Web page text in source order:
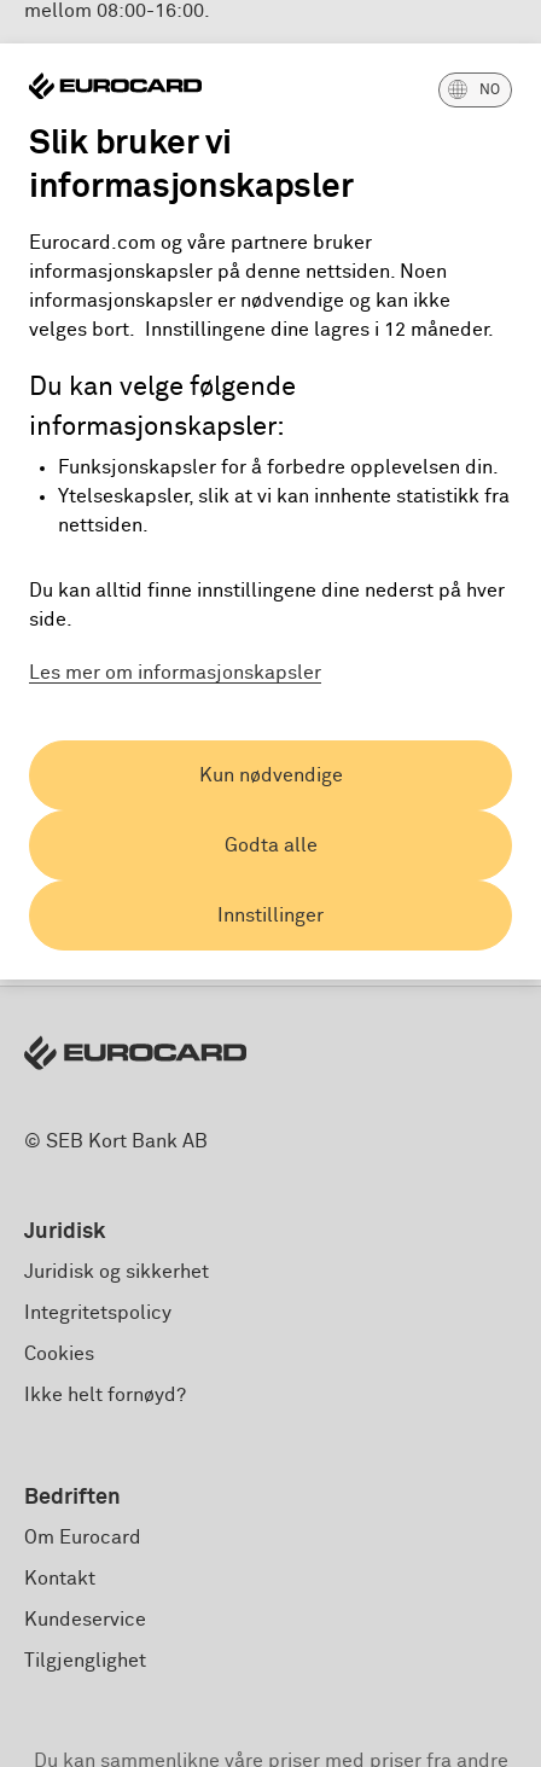
mellom 08:00-16:00.
Hvordan gjøre reklamasjon?
Hvis du fremdeles ikke gjenkjenner eller kjenner til
transaksjon og ønsker å reklamere, er du velkommen
til å gjøre det.
Velg alternativet nedenfor som stemmer best overens
med din sak og fyll ut reklamasjonsskjemaet. Når du
har sendt oss reklamasjonen, vil du få en bekreftelse
på e-post med et ID-nummer som du må lagre hvis du
Vær oppmerksom på at størrelsen på vedlagte filer i en
reklamasjon kan være maksimalt 35 MB.
Kjøp eller uttak som ikke er foretatt
av meg
galt med kjøpet eller uttaket mitt
Kortet mitt er mistet eller stjålet
NO
Slik bruker vi
informasjonskapsler
Eurocard.com og våre partnere bruker
informasjonskapsler på denne nettsiden. Noen
informasjonskapsler er nødvendige og kan ikke
velges bort. Innstillingene dine lagres i 12 måneder.
Du kan velge følgende
informasjonskapsler:
Funksjonskapsler for å forbedre opplevelsen din.
Ytelseskapsler, slik at vi kan innhente statistikk fra
nettsiden.
Du kan alltid finne innstillingene dine nederst på hver
side.
Les mer om informasjonskapsler
Innstillinger
Godta alle
Kun nødvendige
Land:
© SEB Kort Bank AB
Juridisk
Juridisk og sikkerhet
Integritetspolicy
Cookies
Ikke helt fornøyd?
Bedriften
Om Eurocard
Kontakt
Kundeservice
Tilgjenglighet
Du kan sammenlikne våre priser med priser fra andre